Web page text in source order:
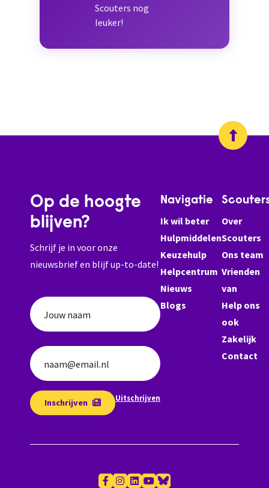
Scouters nog
leuker!
Op de hoogte
blijven?
Schrijf je in voor onze
nieuwsbrief en blijf up-to-date!
Jouw naam
naam@email.nl
Inschrijven Uitschrijven
Navigatie
Ik wil beter
Hulpmiddelen
Keuzehulp
Helpcentrum
Nieuws
Blogs
Over
Scouters
Ons team
Vrienden
van
Help ons
ook
Zakelijk
Contact